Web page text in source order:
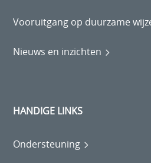
Vooruitgang op duurzame
Nieuws en inzichten
HANDIGE LINKS
Ondersteuning